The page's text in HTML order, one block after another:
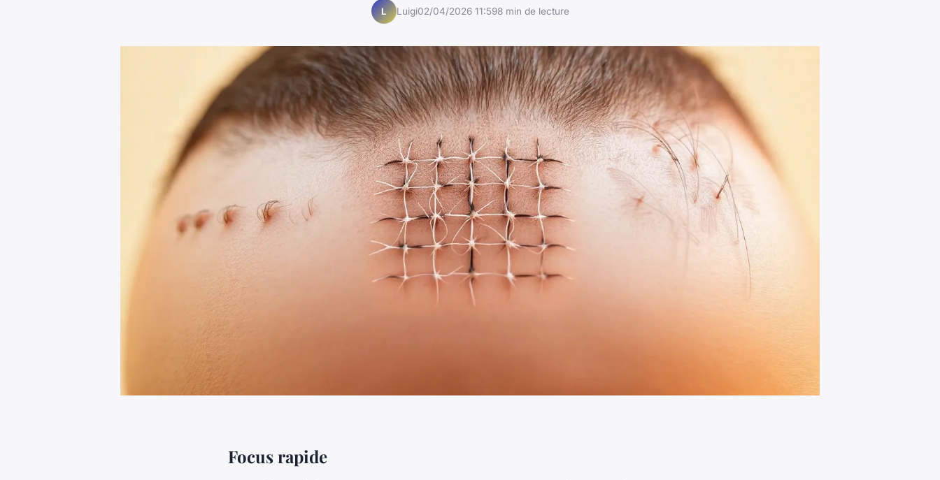
L Luigi02/04/2026 11:598 min de lecture
Focus rapide